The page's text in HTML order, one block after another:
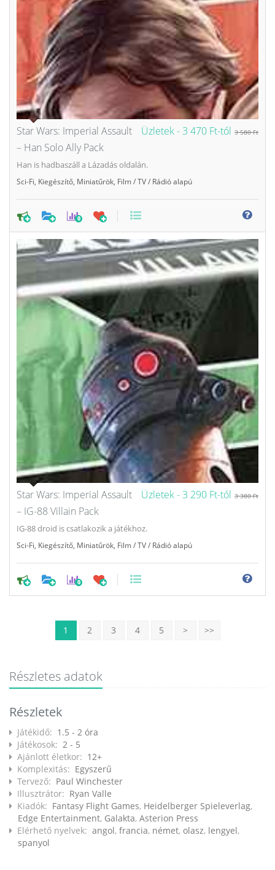
Üzletek -3 470 Ft-tól 3 580 Ft
Star Wars: Imperial Assault
– Han Solo Ally Pack
Han is hadbaszáll a Lázadás oldalán.
Sci-Fi, Kiegészítő, Miniatűrök, Film / TV / Rádió alapú
0
Üzletek -3 290 Ft-tól 3 380 Ft
Star Wars: Imperial Assault
– IG-88 Villain Pack
IG-88 droid is csatlakozik a játékhoz.
Sci-Fi, Kiegészítő, Miniatűrök, Film / TV / Rádió alapú
0
1 2 3 4 5 > >>
Részletes adatok
Részletek
Játékidő: 1.5 - 2 óra
Játékosok: 2 - 5
Ajánlott életkor: 12+
Komplexitás: Egyszerű
Tervező: Paul Winchester
Illusztrátor: Ryan Valle
Kiadók: Fantasy Flight Games, Heidelberger Spieleverlag,
Edge Entertainment, Galakta, Asterion Press
Elérhető nyelvek: angol, francia, német, olasz, lengyel,
spanyol